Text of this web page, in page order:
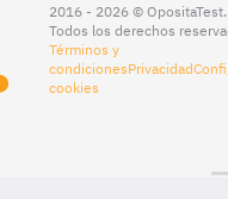
2016 - 2026 © OpositaTest.
Todos los derechos
Términos y
condicionesPrivacidad
cookies